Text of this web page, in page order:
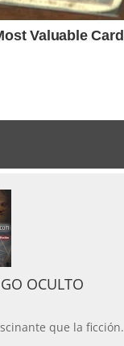
OCULTO
que la ficción.